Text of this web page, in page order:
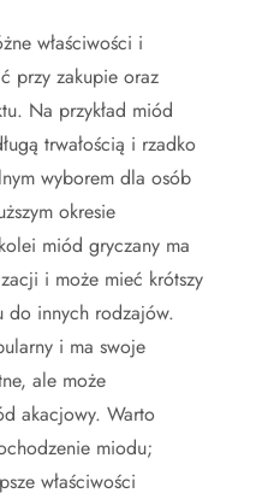
właściwości i
przy zakupie oraz
Na przykład miód
trwałością i rzadko
wyborem dla osób
okresie
miód gryczany ma
i może mieć krótszy
do innych rodzajów.
i ma swoje
ale może
akacjowy. Warto
miodu;
właściwości